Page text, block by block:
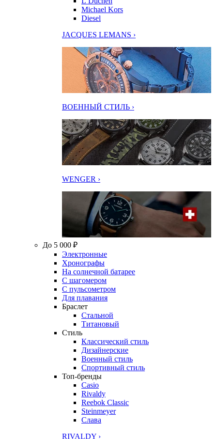
Michael Kors
Diesel
JACQUES LEMANS ›
ВОЕННЫЙ СТИЛЬ ›
WENGER ›
До 5 000 ₽
Электронные
Хронографы
На солнечной батарее
С шагомером
С пульсометром
Для плавания
Браслет
Стальной
Титановый
Стиль
Классический стиль
Дизайнерские
Военный стиль
Спортивный стиль
Топ-бренды
Casio
Rivaldy
Reebok Classic
Steinmeyer
Слава
RIVALDY ›